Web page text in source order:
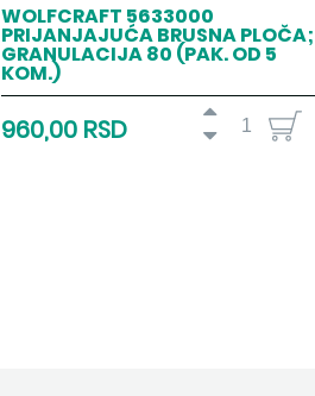
WOLFCRAFT 5633000
PRIJANJAJUĆA BRUSNA PLOČA;
GRANULACIJA 80 (PAK. OD 5
KOM.)
960,00 RSD